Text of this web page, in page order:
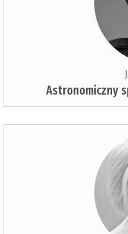
Astronomiczny